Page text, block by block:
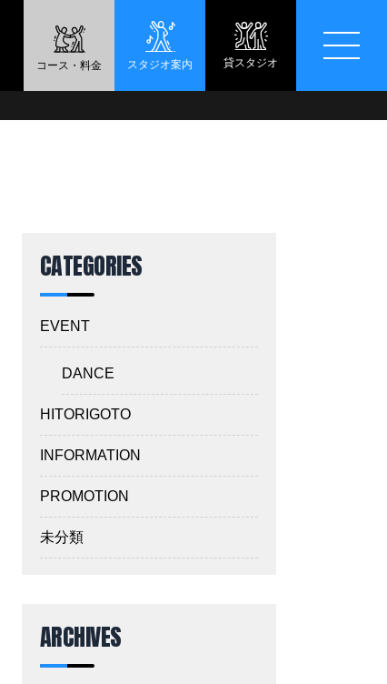
コース・料金 スタジオ案内 貸スタジオ
CATEGORIES
EVENT
DANCE
HITORIGOTO
INFORMATION
PROMOTION
未分類
ARCHIVES